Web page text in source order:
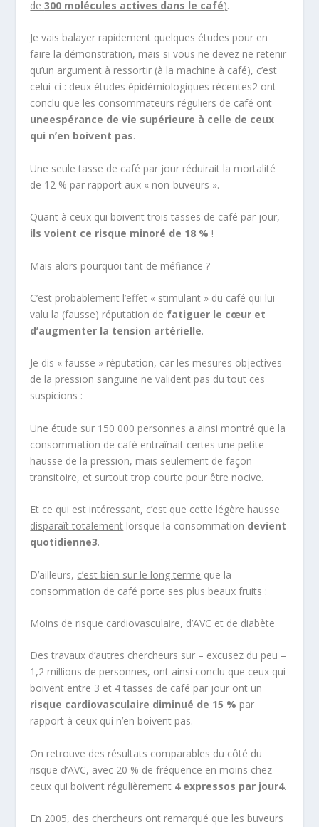
de300 molécules actives dans le café).
Je vais balayer rapidement quelques études pour en
faire la démonstration, mais si vous ne devez ne retenir
qu’un argument à ressortir (à la machine à café), c’est
celui-ci : deux études épidémiologiques récentes2 ont
conclu que les consommateurs réguliers de café ont
uneespérance de vie supérieure à celle de ceux
qui n’en boivent pas.
Une seule tasse de café par jour réduirait la mortalité
de 12 % par rapport aux « non-buveurs ».
Quant à ceux qui boivent trois tasses de café par jour,
ils voient ce risque minoré de 18 % !
Mais alors pourquoi tant de méfiance ?
C’est probablement l’effet « stimulant » du café qui lui
valu la (fausse) réputation de fatiguer le cœur et
d’augmenter la tension artérielle.
Je dis « fausse » réputation, car les mesures objectives
de la pression sanguine ne valident pas du tout ces
suspicions :
Une étude sur 150 000 personnes a ainsi montré que la
consommation de café entraînait certes une petite
hausse de la pression, mais seulement de façon
transitoire, et surtout trop courte pour être nocive.
Et ce qui est intéressant, c’est que cette légère hausse
disparaît totalement lorsque la consommation devient
quotidienne3.
D’ailleurs, c’est bien sur le long terme que la
consommation de café porte ses plus beaux fruits :
Moins de risque cardiovasculaire, d’AVC et de diabète
Des travaux d’autres chercheurs sur – excusez du peu –
1,2 millions de personnes, ont ainsi conclu que ceux qui
boivent entre 3 et 4 tasses de café par jour ont un
risque cardiovasculaire diminué de 15 % par
rapport à ceux qui n’en boivent pas.
On retrouve des résultats comparables du côté du
risque d’AVC, avec 20 % de fréquence en moins chez
ceux qui boivent régulièrement 4 expressos par jour4.
En 2005, des chercheurs ont remarqué que les buveurs